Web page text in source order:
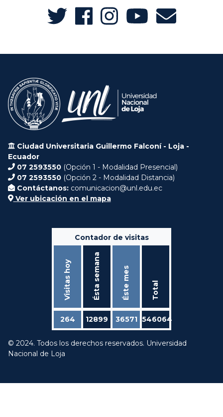
Ciudad Universitaria Guillermo Falconí - Loja -
Ecuador
07 2593550 (Opción 1 - Modalidad Presencial)
07 2593550 (Opción 2 - Modalidad Distancia)
Contáctanos: comunicacion@unl.edu.ec
Ver ubicación en el mapa
Contador de visitas
Visitas hoy Ésta semana Éste mes Total
264 12899 36571 546064
© 2024. Todos los derechos reservados. Universidad
Nacional de Loja